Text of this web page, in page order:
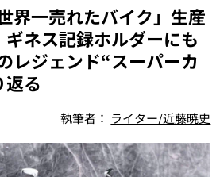
界一売れたバイク」生産
ネス記録ホルダーにも
レジェンド“スーパーカ
返る
執筆者： ライター/近藤暁史